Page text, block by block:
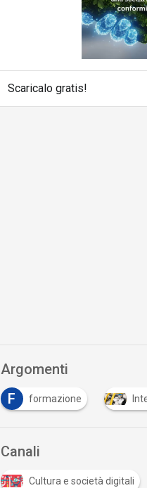
Scaricalo gratis!
Argomenti
F formazione
Canali
Cultura e società digitali